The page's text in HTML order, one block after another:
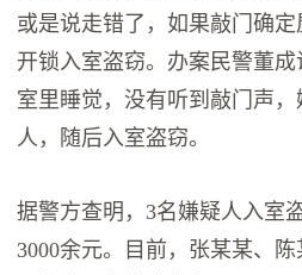
或是说走错了，如果敲门确
开锁入室盗窃。办案民警董
室里睡觉，没有听到敲门声
人，随后入室盗窃。
据警方查明，3名嫌疑人入室
3000余元。目前，张某某、